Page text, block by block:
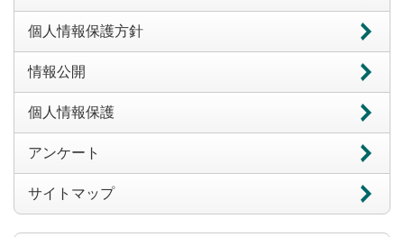
個人情報保護方針
情報公開
個人情報保護
アンケート
サイトマップ